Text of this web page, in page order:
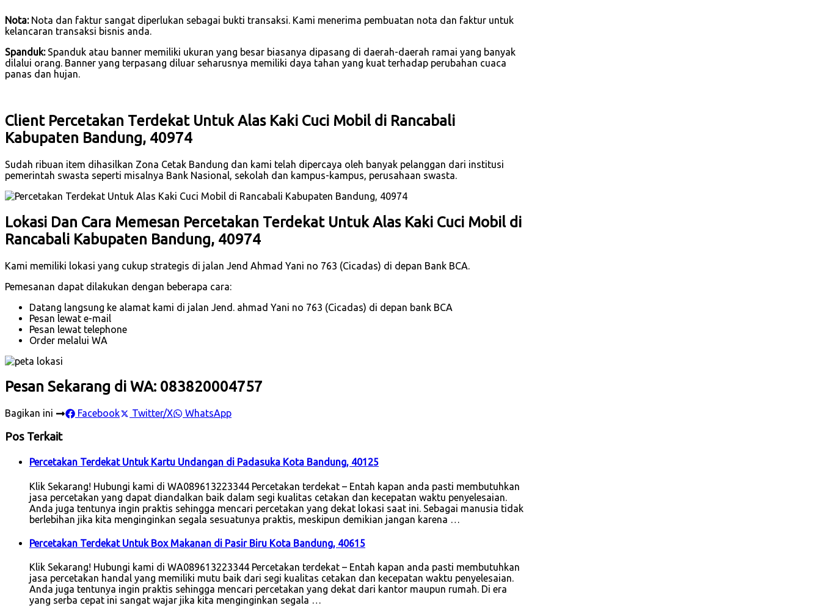
Nota:Nota dan faktur sangat diperlukan sebagai bukti transaksi. Kami menerima pembuatan nota dan faktur untuk
kelancaran transaksi bisnis anda.
Spanduk:Spanduk atau banner memiliki ukuran yang besar biasanya dipasang di daerah-daerah ramai yang banyak
dilalui orang. Banner yang terpasang diluar seharusnya memiliki daya tahan yang kuat terhadap perubahan cuaca
panas dan hujan.
Client Percetakan Terdekat Untuk Alas Kaki Cuci Mobil di Rancabali
Kabupaten Bandung, 40974
Sudah ribuan item dihasilkan Zona Cetak Bandung dan kami telah dipercaya oleh banyak pelanggan dari institusi
pemerintah swasta seperti misalnya Bank Nasional, sekolah dan kampus-kampus, perusahaan swasta.
Lokasi Dan Cara Memesan Percetakan Terdekat Untuk Alas Kaki Cuci Mobil di
Rancabali Kabupaten Bandung, 40974
Kami memiliki lokasi yang cukup strategis di jalan Jend Ahmad Yani no 763 (Cicadas) di depan Bank BCA.
Pemesanan dapat dilakukan dengan beberapa cara:
Datang langsung ke alamat kami di jalan Jend. ahmad Yani no 763 (Cicadas) di depan bank BCA
Pesan lewat e-mail
Pesan lewat telephone
Order melalui WA
Pesan Sekarang di WA: 083820004757
Bagikan ini Facebook Twitter/X WhatsApp
Pos Terkait
Percetakan Terdekat Untuk Kartu Undangan di Padasuka Kota Bandung, 40125
Klik Sekarang! Hubungi kami di WA089613223344 Percetakan terdekat – Entah kapan anda pasti membutuhkan
jasa percetakan yang dapat diandalkan baik dalam segi kualitas cetakan dan kecepatan waktu penyelesaian.
Anda juga tentunya ingin praktis sehingga mencari percetakan yang dekat lokasi saat ini. Sebagai manusia tidak
berlebihan jika kita menginginkan segala sesuatunya praktis, meskipun demikian jangan karena …
Percetakan Terdekat Untuk Box Makanan di Pasir Biru Kota Bandung, 40615
Klik Sekarang! Hubungi kami di WA089613223344 Percetakan terdekat – Entah kapan anda pasti membutuhkan
jasa percetakan handal yang memiliki mutu baik dari segi kualitas cetakan dan kecepatan waktu penyelesaian.
Anda juga tentunya ingin praktis sehingga mencari percetakan yang dekat dari kantor maupun rumah. Di era
yang serba cepat ini sangat wajar jika kita menginginkan segala …